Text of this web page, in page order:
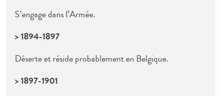
S’engage dans l’Armée.
> 1894-1897
Déserte et réside probablement en Belgique.
> 1897-1901